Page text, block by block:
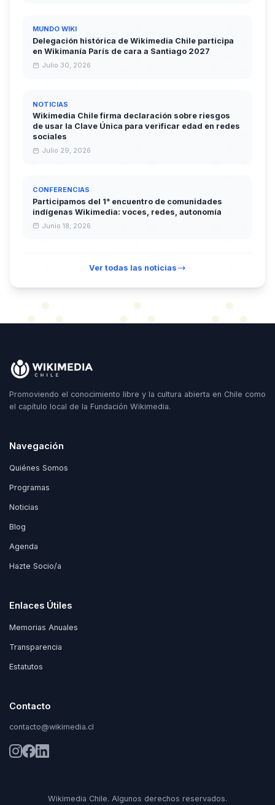
MUNDO WIKI
Delegación histórica de Wikimedia Chile participa
en Wikimanía París de cara a Santiago 2027
Julio 30, 2026
NOTICIAS
Wikimedia Chile firma declaración sobre riesgos
de usar la Clave Única para verificar edad en redes
sociales
Julio 29, 2026
CONFERENCIAS
Participamos del 1° encuentro de comunidades
indígenas Wikimedia: voces, redes, autonomía
Junio 18, 2026
Ver todas las noticias
Promoviendo el conocimiento libre y la cultura abierta en Chile como
el capítulo local de la Fundación Wikimedia.
Navegación
Quiénes Somos
Programas
Noticias
Blog
Agenda
Hazte Socio/a
Enlaces Útiles
Memorias Anuales
Transparencia
Estatutos
Contacto
contacto@wikimedia.cl
Wikimedia Chile. Algunos derechos reservados.